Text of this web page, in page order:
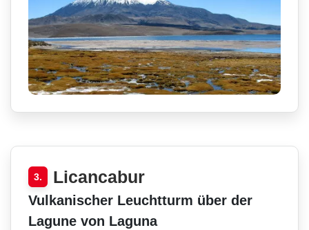
3. Licancabur
Vulkanischer Leuchtturm über der
Lagune von Laguna